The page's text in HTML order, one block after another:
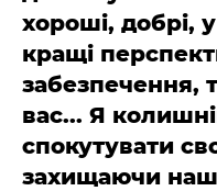
хороші, добрі,
кращі
забезпечення,
вас... Я
спокутувати
захищаючи